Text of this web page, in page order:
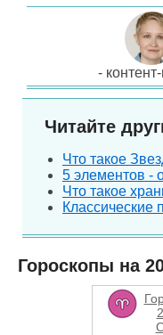
-
Читайте
Что такое
5 элементов -
Что такое
Классические
Гороскопы на